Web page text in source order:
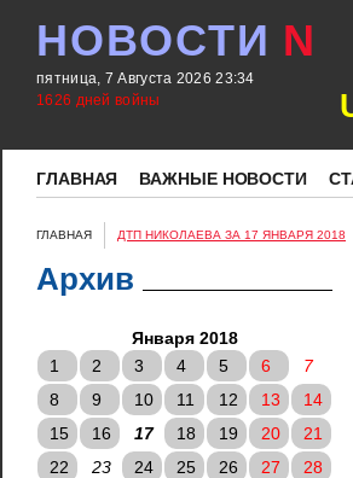
НОВОСТИ N
пятница, 7 Августа 2026 23:34
1626 дней войны
ГЛАВНАЯ ВАЖНЫЕ НОВОСТИ
ГЛАВНАЯ ДТП НИКОЛАЕВА ЗА 17 ЯНВАРЯ 2018
Архив
Января 2018
1
2 3 4 5 6
7
8
9 10 11 12 13
14
15
16 17 18 19 20
21
22
23 24 25 26 27
28